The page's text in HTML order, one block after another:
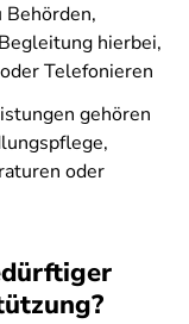
Behörden,
hierbei,
Telefonieren
gehören
oder